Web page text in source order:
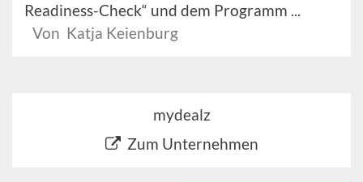
Readiness-Check“ und dem Programm ...
Von Katja Keienburg
mydealz
Zum Unternehmen